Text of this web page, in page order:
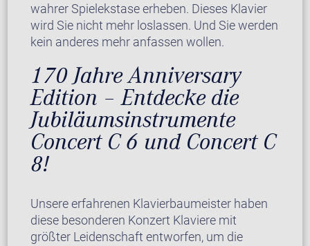
wahrer Spielekstase erheben. Dieses Klavier
wird Sie nicht mehr loslassen. Und Sie werden
kein anderes mehr anfassen wollen.
170 Jahre Anniversary
Edition – Entdecke die
Jubiläumsinstrumente
Concert C 6 und Concert C
8!
Unsere erfahrenen Klavierbaumeister haben
diese besonderen Konzert Klaviere mit
größter Leidenschaft entworfen, um die